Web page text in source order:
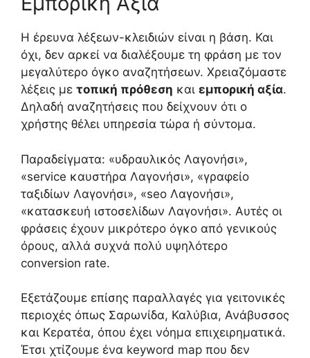
Η έρευνα λέξεων-κλειδιών είναι η βάση. Και
όχι, δεν αρκεί να διαλέξουμε τη φράση με τον
μεγαλύτερο όγκο αναζητήσεων. Χρειαζόμαστε
λέξεις με τοπική πρόθεση και εμπορική αξία.
Δηλαδή αναζητήσεις που δείχνουν ότι ο
χρήστης θέλει υπηρεσία τώρα ή σύντομα.
Παραδείγματα: «υδραυλικός Λαγονήσι»,
«service καυστήρα Λαγονήσι», «γραφείο
ταξιδίων Λαγονήσι», «seo Λαγονήσι»,
«κατασκευή ιστοσελίδων Λαγονήσι». Αυτές οι
φράσεις έχουν μικρότερο όγκο από γενικούς
όρους, αλλά συχνά πολύ υψηλότερο
conversion rate.
Εξετάζουμε επίσης παραλλαγές για γειτονικές
περιοχές όπως Σαρωνίδα, Καλύβια, Ανάβυσσος
και Κερατέα, όπου έχει νόημα επιχειρηματικά.
Έτσι χτίζουμε ένα keyword map που δεν